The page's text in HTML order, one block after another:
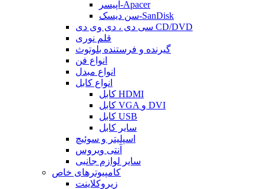
اپیسر-Apacer
سن دیسک-SanDisk
سی دی ، دی وی دی CD/DVD
قلم نوری
گیرنده و فرستنده بلوتوث
انواع فن
انواع مبدل
انواع کابل
کابل HDMI
کابل VGA و DVI
کابل USB
سایر کابل
اسپلیتر و سوئیچ
آنتی ویروس
سایر لوازم جانبی
کامپیوترهای خاص
زیروکلاینت